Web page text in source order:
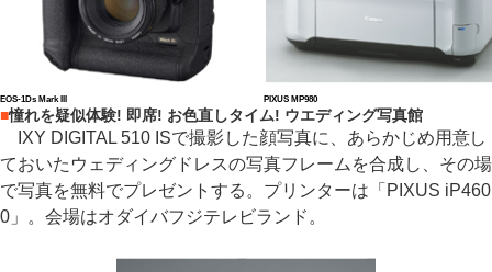
EOS-1Ds Mark III PIXUS MP980
■憧れを疑似体験! 即席! お色直しタイム! ウエディング写真館
IXY DIGITAL 510 ISで撮影した顔写真に、あらかじめ用意し
ておいたウェディングドレスの写真フレームを合成し、その場
で写真を無料でプレゼントする。プリンターは「PIXUS iP460
0」。会場はオダイバフジテレビランド。